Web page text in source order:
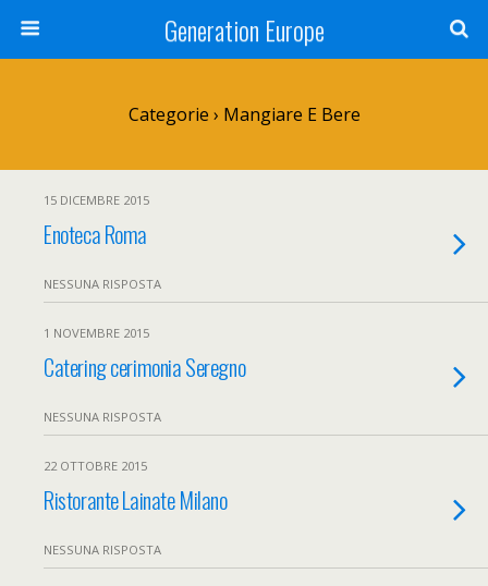
Generation Europe
Categorie › Mangiare E Bere
15 DICEMBRE 2015
Enoteca Roma
NESSUNA RISPOSTA
1 NOVEMBRE 2015
Catering cerimonia Seregno
NESSUNA RISPOSTA
22 OTTOBRE 2015
Ristorante Lainate Milano
NESSUNA RISPOSTA